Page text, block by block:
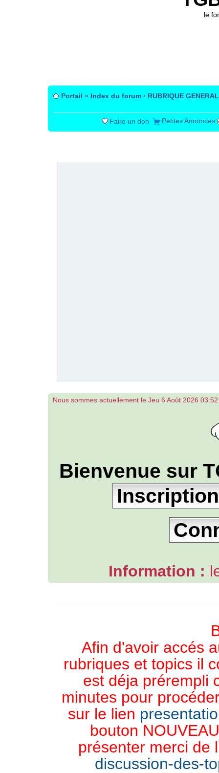
le
Portail » Index du forum ‹ RUBRIQUE
Faire un don Petites Annonces
Nous sommes actuellement le Jeu 6 Août 2026 03:52
Bienvenue sur
Inscription
Information :
Afin d'avoir accés
rubriques et topics il
est déja prérempli
minutes pour
sur le lien
bouton
présenter merci de
discussion-des-